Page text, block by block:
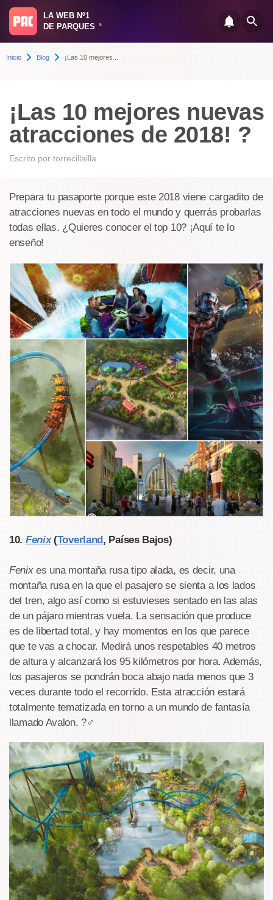
LA WEB Nº1
DE PARQUES
®
Inicio Blog ¡Las 10 mejores...
¡Las 10 mejores nuevas
atracciones de 2018! ?
Escrito por torrecillailla
Prepara tu pasaporte porque este 2018 viene cargadito de
atracciones nuevas en todo el mundo y querrás probarlas
todas ellas. ¿Quieres conocer el top 10? ¡Aquí te lo
enseño!
10. Fenix(Toverland, Países Bajos)
Fenixes una montaña rusa tipo alada, es decir, una
montaña rusa en la que el pasajero se sienta a los lados
del tren, algo así como si estuvieses sentado en las alas
de un pájaro mientras vuela. La sensación que produce
es de libertad total, y hay momentos en los que parece
que te vas a chocar. Medirá unos respetables 40 metros
de altura y alcanzará los 95 kilómetros por hora. Además,
los pasajeros se pondrán boca abajo nada menos que 3
veces durante todo el recorrido. Esta atracción estará
totalmente tematizada en torno a un mundo de fantasía
llamado Avalon. ?‍♂️